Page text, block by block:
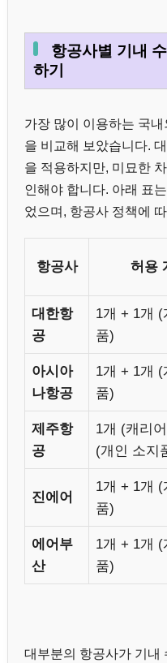
항공사별 기내
하기
가장 많이 이용하는 국
을 비교해 보았습니다.
을 적용하지만, 미묘한
인해야 합니다. 아래 표
었으며, 항공사 정책에
항공사 허용
대한항
공
1개 + 1개 (
품)
아시아
나항공
1개 + 1개 (
품)
제주항
공
1개 (캐리
(개인 소지
진에어
1개 + 1개 (
품)
에어부
산
1개 + 1개 (
품)
대부분의 항공사가 기내